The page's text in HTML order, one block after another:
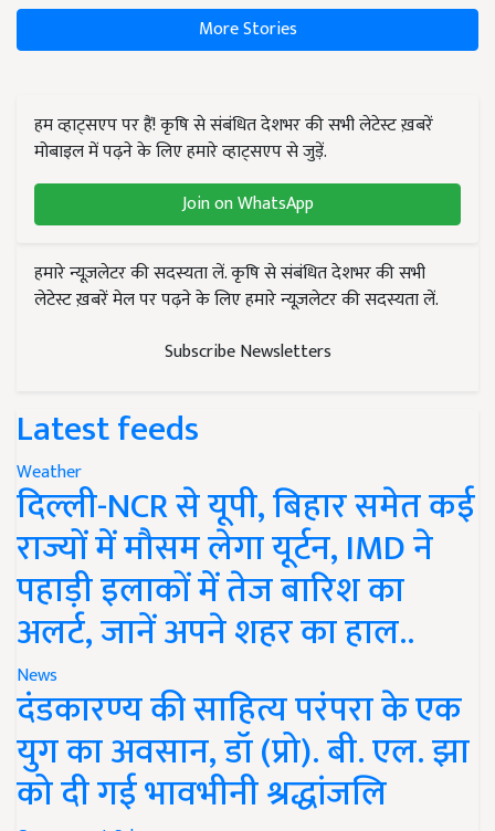
More Stories
हम व्हाट्सएप पर हैं! कृषि से संबंधित देशभर की सभी लेटेस्ट ख़बरें
मोबाइल में पढ़ने के लिए हमारे व्हाट्सएप से जुड़ें.
Join on WhatsApp
हमारे न्यूज़लेटर की सदस्यता लें. कृषि से संबंधित देशभर की सभी
लेटेस्ट ख़बरें मेल पर पढ़ने के लिए हमारे न्यूज़लेटर की सदस्यता लें.
Subscribe Newsletters
Latest feeds
Weather
दिल्ली-NCR से यूपी, बिहार समेत कई
राज्यों में मौसम लेगा यूर्टन, IMD ने
पहाड़ी इलाकों में तेज बारिश का
अलर्ट, जानें अपने शहर का हाल..
News
दंडकारण्य की साहित्य परंपरा के एक
युग का अवसान, डॉ (प्रो). बी. एल. झा
को दी गई भावभीनी श्रद्धांजलि